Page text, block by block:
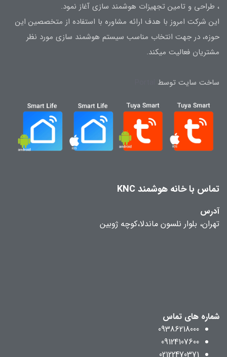
، طراحی و تامین تجهیزات هوشمند سازی آغاز نمود.
این شرکت امروز با هدف ارائه مشاوره با استفاده از متخصصین این
حوزه، در جهت انتخاب مناسب سیستم هوشمند سازی مورد نظر
مشتریان فعالیت میکند.
ساخت سایت توسط
تماس با خانه هوشمند KNC
آدرس
تهران، بلوار نلسون ماندلا،کوچه ژوبین
شماره های تماس
09386218000
09124107600